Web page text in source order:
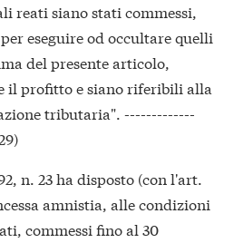
reati siano stati commessi,
eseguire od occultare quelli
del presente articolo,
il profitto e siano riferibili alla
tributaria". -------------
n. 23 ha disposto (con l'art.
amnistia, alle condizioni
commessi fino al 30